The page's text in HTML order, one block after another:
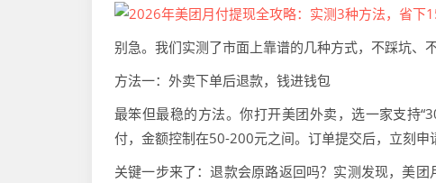
别急。我们实测了市面上靠谱的几种方式，不踩坑、
方法一：外卖下单后退款，钱进钱包
最笨但最稳的方法。你打开美团外卖，选一家支持
付，金额控制在50-200元之间。订单提交后，立刻申
关键一步来了：退款会原路返回吗？实测发现，美